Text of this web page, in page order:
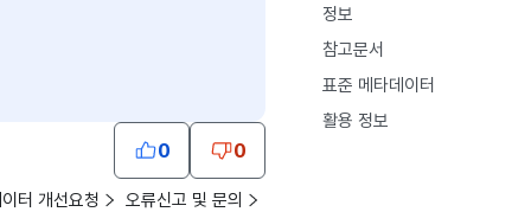
0 0
정보
참고문서
표준 메타데이터
활용 정보
터 개선요청 오류신고 및 문의